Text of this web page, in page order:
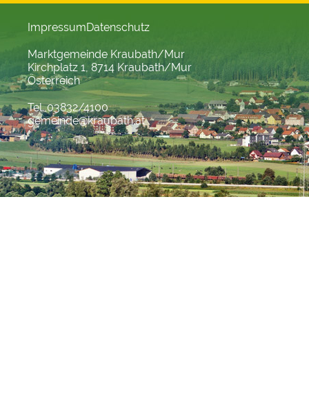
ImpressumDatenschutz
Marktgemeinde Kraubath/Mur
Kirchplatz 1, 8714 Kraubath/Mur
Österreich
Tel. 03832/4100
gemeinde@kraubath.at